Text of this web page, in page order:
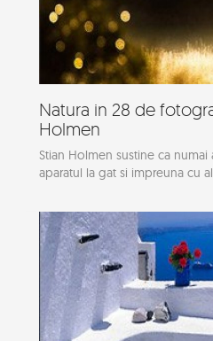
Natura in 28 de
Holmen
Stian Holmen sustine ca
aparatul la gat si impreuna cu al